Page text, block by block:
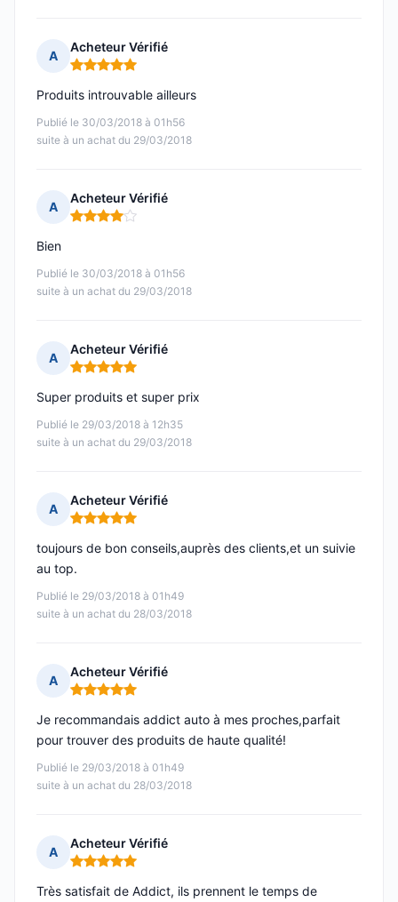
A
Acheteur Vérifié
Note : 5 sur 5
Publié le 30/03/2018 à 01h56
suite à un achat du 29/03/2018
Produits introuvable ailleurs
A
Acheteur Vérifié
Note : 4 sur 5
Publié le 30/03/2018 à 01h56
suite à un achat du 29/03/2018
Bien
A
Acheteur Vérifié
Note : 5 sur 5
Publié le 29/03/2018 à 12h35
suite à un achat du 29/03/2018
Super produits et super prix
A
Acheteur Vérifié
Note : 5 sur 5
Publié le 29/03/2018 à 01h49
suite à un achat du 28/03/2018
toujours de bon conseils,auprès des clients,et un suivie
au top.
A
Acheteur Vérifié
Note : 5 sur 5
Publié le 29/03/2018 à 01h49
suite à un achat du 28/03/2018
Je recommandais addict auto à mes proches,parfait
pour trouver des produits de haute qualité!
A
Acheteur Vérifié
Note : 5 sur 5
Très satisfait de Addict, ils prennent le temps de